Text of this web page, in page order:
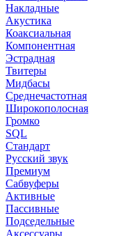
Накладные
Акустика
Коаксиальная
Компонентная
Эстрадная
Твитеры
Мидбасы
Среднечастотная
Широкополосная
Громко
SQL
Стандарт
Русский звук
Премиум
Сабвуферы
Активные
Пассивные
Подседельные
Аксессуары